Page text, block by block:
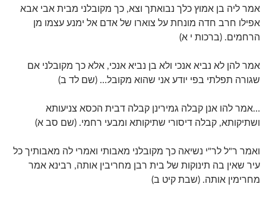
אמר ליה בן אמוץ כלך נבואתך וצא, כך מקובלני מבית אבי אבא
אפילו חרב חדה מונחת על צוארו של אדם אל ימנע עצמו מן
הרחמים. (ברכות י א)
אמר להן לא נביא אנכי ולא בן נביא אנכי, אלא כך מקובלני אם
שגורה תפלתי בפי יודע אני שהוא מקובל… (שם לד ב)
…אמר להו אנן קבלה גמירינן קבלה דבית הכסא צניעותא
ושתיקותא, קבלה דיסורי שתיקותא ומבעי רחמי. (שם סב א)
ואמר ר"ל לר"י נשיאה כך מקובלני מאבותי ואמרי לה מאבותיך כל
עיר שאין בה תינוקות של בית רבן מחריבין אותה, רבינא אמר
מחרימין אותה. (שבת קיט ב)